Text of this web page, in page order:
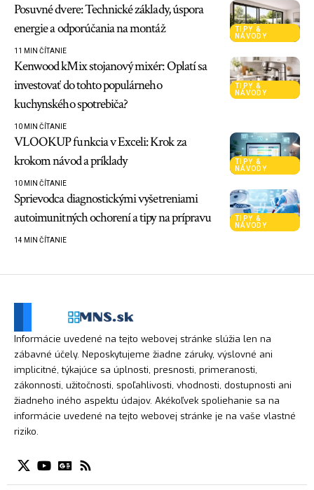
TIPY &
NÁVODY
Posuvné dvere: Technické základy, úspora
energie a odporúčania na montáž
11 MIN ČÍTANIE
TIPY &
NÁVODY
Kenwood kMix stojanový mixér: Oplatí sa
investovať do tohto populárneho
kuchynského spotrebiča?
10 MIN ČÍTANIE
TIPY &
NÁVODY
VLOOKUP funkcia v Exceli: Krok za
krokom návod a príklady
10 MIN ČÍTANIE
TIPY &
NÁVODY
Sprievodca diagnostickými vyšetreniami
autoimunitných ochorení a tipy na prípravu
14 MIN ČÍTANIE
Informácie uvedené na tejto webovej stránke slúžia len na
zábavné účely. Neposkytujeme žiadne záruky, výslovné ani
implicitné, týkajúce sa úplnosti, presnosti, primeranosti,
zákonnosti, užitočnosti, spoľahlivosti, vhodnosti, dostupnosti ani
žiadneho iného aspektu údajov. Akékoľvek spoliehanie sa na
informácie uvedené na tejto webovej stránke je na vaše vlastné
riziko.